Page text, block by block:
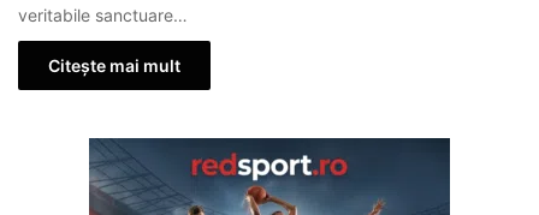
veritabile sanctuare…
Citește mai mult